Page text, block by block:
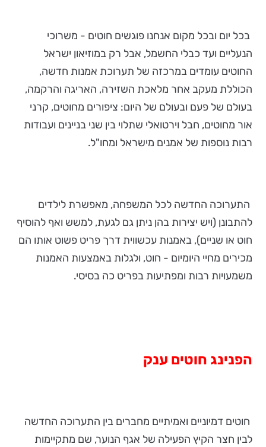
בכל יום ובכל מקום אנחנו פוגשים חוטים - משרוכי
הנעליים ועד כבלי החשמל, אבל רק במוזיאון ישראל
החוטים עומדים במרכזה של תערוכת אמנות חדשה,
הכוללת מעקב אחר מלאכת השזירה, האריגה והרקמה,
בעולם של פעם ובעולם של היום: ציפורים מחוטים, קרני
אור מחוטים, חבל וירטואלי שתלוי בין שני בניינים ועבודות
רבות נוספות של אמנים מישראל ומחו"ל.
התערוכה החדשה לכל המשפחה, מאפשרת לילדים
להתבונן (ויש יצירות בהן ניתן גם לגעת, למשש ואף להוסיף
חוט או שניים), באמנות עכשווית דרך פריט פשוט אותו הם
מכירים מחיי היומיום - חוט, ולגלות באמצעות האמנות
משמעויות רבות ומפתיעות בפריט כה בסיסי.
הפנינג חוטים ענק
חוטים דמיוניים ואמיתיים מחברים בין התערוכה החדשה
לבין חצר הקיץ הפעילה של אגף הנוער, שם מתקיימות